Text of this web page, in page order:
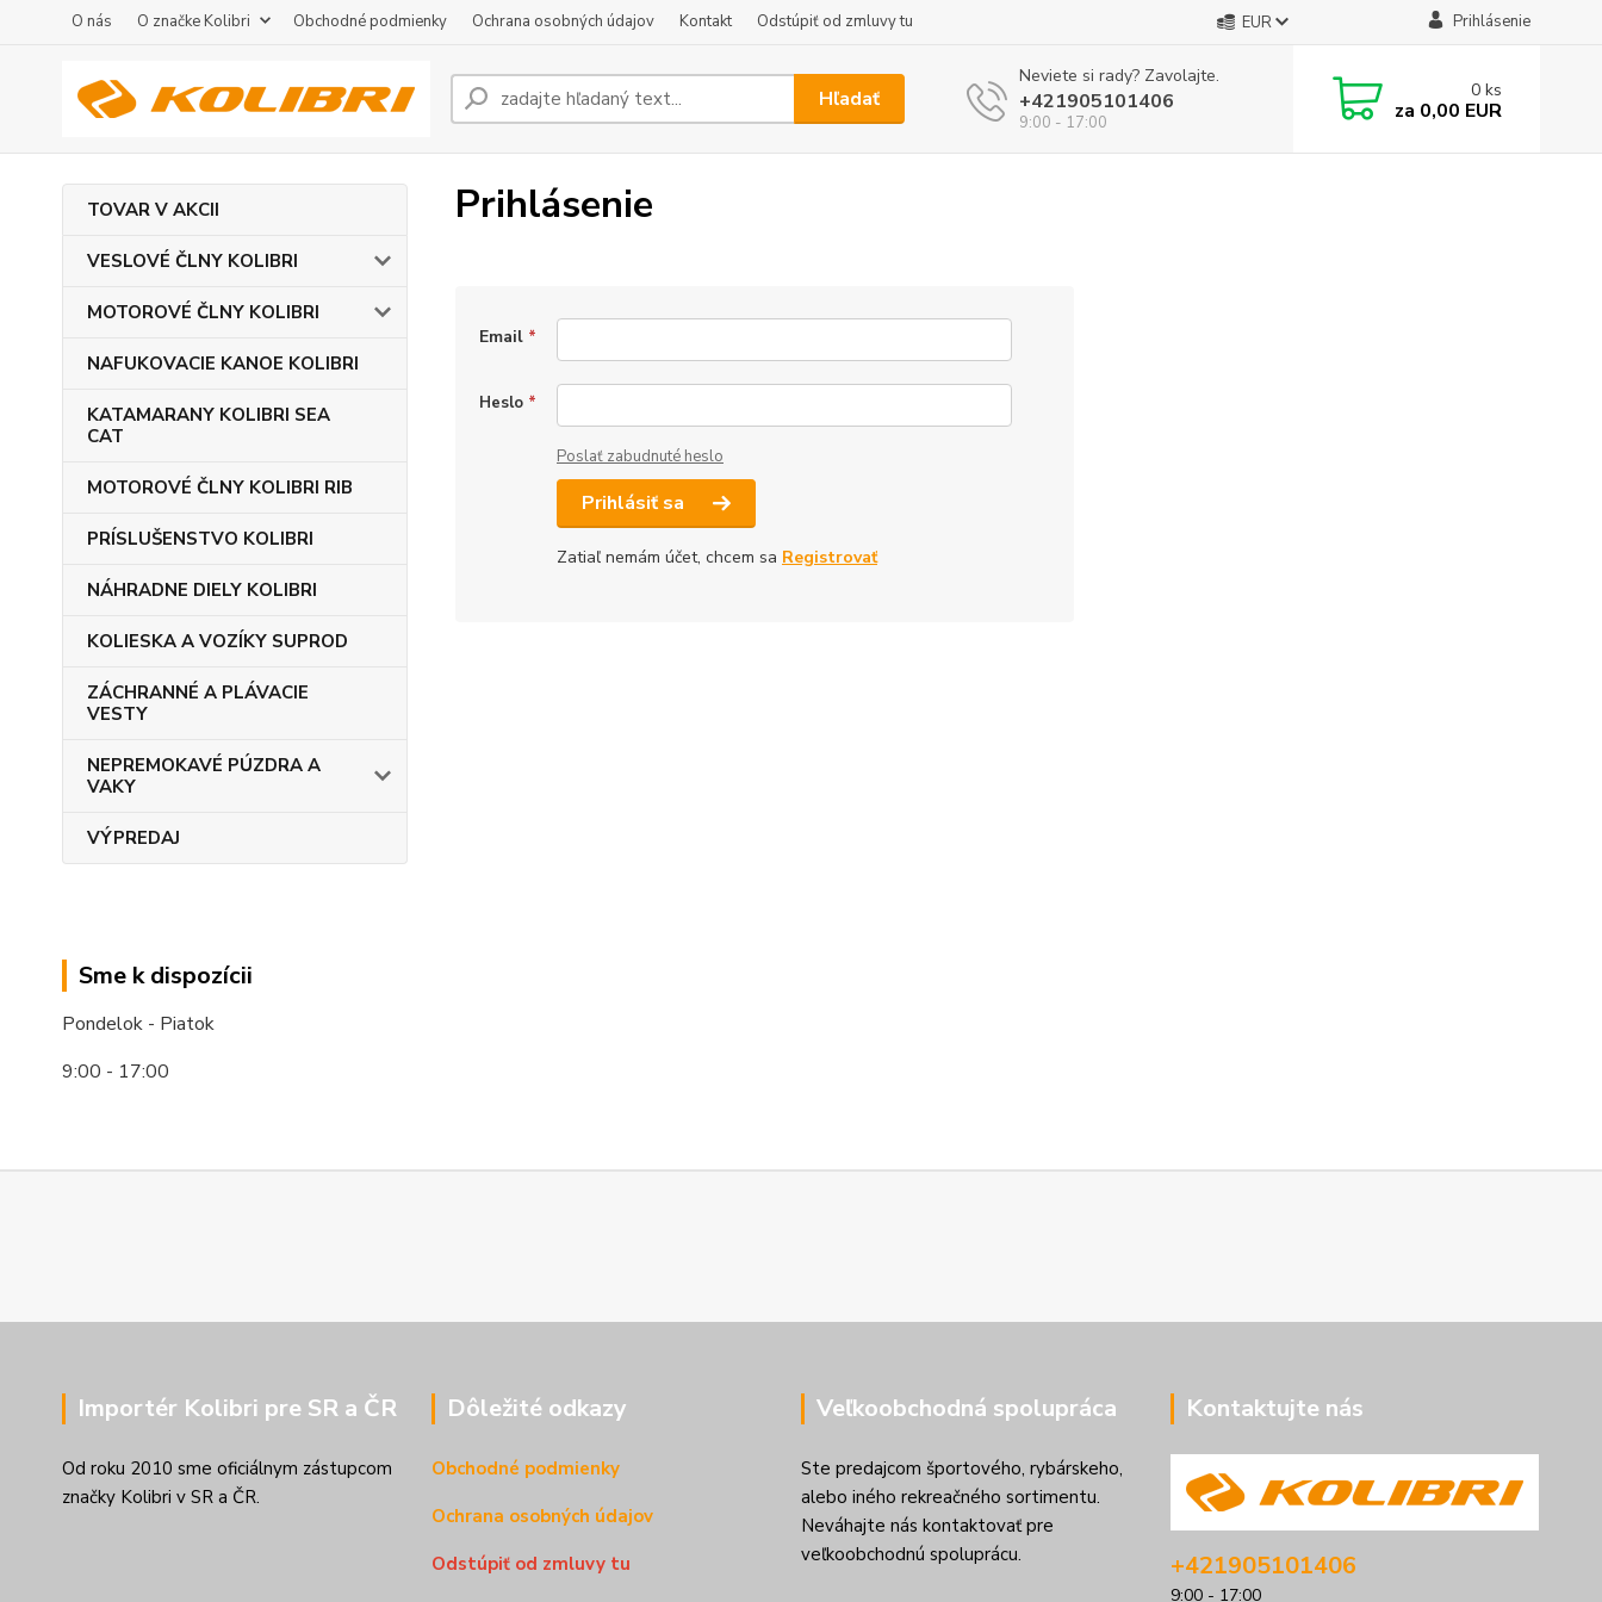
O nás O značke Kolibri Obchodné podmienky Ochrana osobných údajov Kontakt Odstúpiť od zmluvy tu EUR Prihlásenie
Hľadať
Neviete si rady? Zavolajte.
+421905101406
9:00 - 17:00
0 ks
za 0,00 EUR
TOVAR V AKCII
VESLOVÉ ČLNY KOLIBRI
MOTOROVÉ ČLNY KOLIBRI
NAFUKOVACIE KANOE KOLIBRI
KATAMARANY KOLIBRI SEA
CAT
MOTOROVÉ ČLNY KOLIBRI RIB
PRÍSLUŠENSTVO KOLIBRI
NÁHRADNE DIELY KOLIBRI
KOLIESKA A VOZÍKY SUPROD
ZÁCHRANNÉ A PLÁVACIE
VESTY
NEPREMOKAVÉ PÚZDRA A
VAKY
VÝPREDAJ
Sme k dispozícii
Pondelok - Piatok
9:00 - 17:00
Prihlásenie
Email *
Heslo *
Poslať zabudnuté heslo
Prihlásiť sa
Zatiaľ nemám účet, chcem sa Registrovať
Importér Kolibri pre SR a ČR
Od roku 2010 sme oficiálnym zástupcom
značky Kolibri v SR a ČR.
Dôležité odkazy
Obchodné podmienky
Ochrana osobných údajov
Odstúpiť od zmluvy tu
Veľkoobchodná spolupráca
Ste predajcom športového, rybárskeho,
alebo iného rekreačného sortimentu.
Neváhajte nás kontaktovať pre
veľkoobchodnú spoluprácu.
Kontaktujte nás
+421905101406
9:00 - 17:00